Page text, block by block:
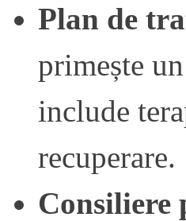
Plan de
primește
include
recuperare.